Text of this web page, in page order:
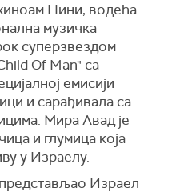
Нини, водећа
музичка
суперзвездом
Of Man" са
емисији
и сарађивала са
Мира Авад је
и глумица која
у Израелу.
Израел